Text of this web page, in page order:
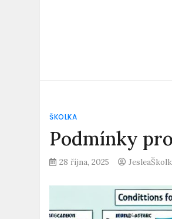
ŠKOLKA
Podmínky
28 října, 2025